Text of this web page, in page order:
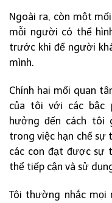
Ngoài ra, còn một
mỗi người có thể
trước khi để người
mình.
Chính hai mối quan
của tôi với các bậc
hưởng đến cách tôi
trong việc hạn chế sự
các con đạt được sự
thể tiếp cận và sử
Tôi thường nhắc mọi